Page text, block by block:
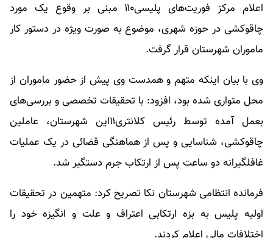
اعلام مرکز فوریت‌های پلیسی۱۱۰ مبنی بر وقوع یک مورد
چاقوکشی در حوزه شهری، موضوع به صورت ویژه در دستور کار
ماموران شهرستان قرار گرفت.
وی با بیان اینکه متهم و همدست وی پیش از حضور ماموران از
محل متواری شده بود، افزود: با تحقیقات تخصصی و بررسی‌های
بعمل آمده توسط رئیس کلانتری۱۱این شهرستان، عاملین
چاقوکشی، شناسایی و پس از هماهنگی قضائی در یک عملیات
غافلگیرانه دو ساعت پس از ارتکاب جرم دستگیر شد.
فرمانده انتظامی شهرستان نکا تصریح کرد: متهمین در تحقیقات
اولیه پلیس به بزه ارتکابی اعتراف و علت و انگیزه خود را